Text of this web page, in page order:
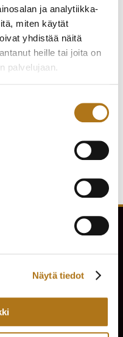
ja analytiikka-
miten käytät
yhdistää näitä
heille tai joita on
palvelujaan.
Näytä tiedot
WALTHAM-009